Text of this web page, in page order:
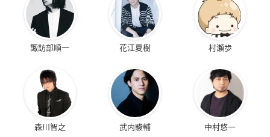
諏訪部順一 花江夏樹 村瀬歩
森川智之 武内駿輔 中村悠一